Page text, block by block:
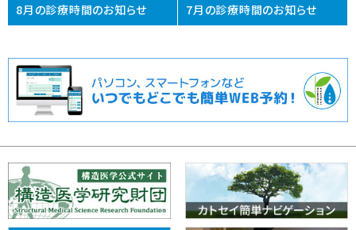
8月の診療時間のお知らせ 7月の診療時間のお知らせ